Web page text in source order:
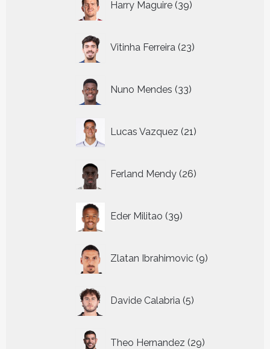
Harry Maguire 39
producten
Vitinha Ferreira 23
producten
Nuno Mendes 33
producten
Lucas Vazquez 21
producten
Ferland Mendy 26
producten
Eder Militao 39
producten
Zlatan Ibrahimovic 9
producten
Davide Calabria 5
producten
Theo Hernandez 29